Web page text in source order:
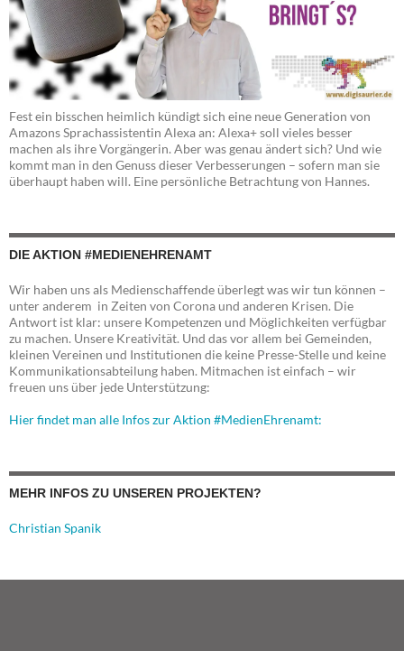
Fest ein bisschen heimlich kündigt sich eine neue Generation von
Amazons Sprachassistentin Alexa an: Alexa+ soll vieles besser
machen als ihre Vorgängerin. Aber was genau ändert sich? Und wie
kommt man in den Genuss dieser Verbesserungen – sofern man sie
überhaupt haben will. Eine persönliche Betrachtung von Hannes.
DIE AKTION #MEDIENEHRENAMT
Wir haben uns als Medienschaffende überlegt was wir tun können –
unter anderem in Zeiten von Corona und anderen Krisen. Die
Antwort ist klar: unsere Kompetenzen und Möglichkeiten verfügbar
zu machen. Unsere Kreativität. Und das vor allem bei Gemeinden,
kleinen Vereinen und Institutionen die keine Presse-Stelle und keine
Kommunikationsabteilung haben. Mitmachen ist einfach – wir
freuen uns über jede Unterstützung:
Hier findet man alle Infos zur Aktion #MedienEhrenamt:
MEHR INFOS ZU UNSEREN PROJEKTEN?
Christian Spanik